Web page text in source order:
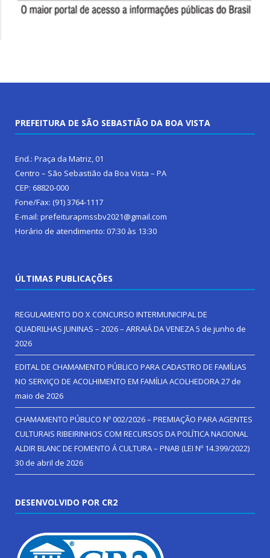
PREFEITURA DE SÃO SEBASTIÃO DA BOA VISTA
End.: Praça da Matriz, 01
Centro – São Sebastião da Boa Vista – PA
CEP: 68820-000
Fone/Fax: (91) 3764-1117
E-mail: prefeiturapmssbv2021@gmail.com
Horário de atendimento: 07:30 às 13:30
ÚLTIMAS PUBLICAÇÕES
REGULAMENTO DO X CONCURSO INTERMUNICIPAL DE
QUADRILHAS JUNINAS – 2026 – ARRAIÁ DA VENEZA5 de junho de
2026
EDITAL DE CHAMAMENTO PÚBLICO PARA CADASTRO DE FAMÍLIAS
NO SERVIÇO DE ACOLHIMENTO EM FAMÍLIA ACOLHEDORA27 de
maio de 2026
CHAMAMENTO PÚBLICO Nº 002/2026 – PREMIAÇÃO PARA AGENTES
CULTURAIS RIBEIRINHOS COM RECURSOS DA POLÍTICA NACIONAL
ALDIR BLANC DE FOMENTO Á CULTURA – PNAB (LEI Nº 14.399/2022)
30 de abril de 2026
DESENVOLVIDO POR CR2